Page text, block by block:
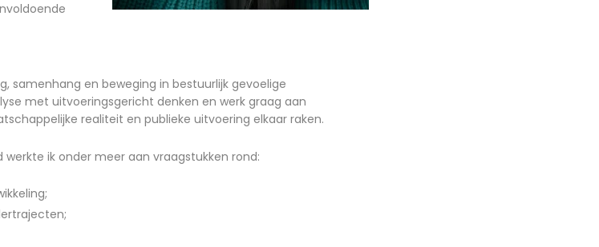
samenhang en beweging in bestuurlijk gevoelige
met uitvoeringsgericht denken en werk graag aan
realiteit en publieke uitvoering elkaar raken.
ik onder meer aan vraagstukken rond: